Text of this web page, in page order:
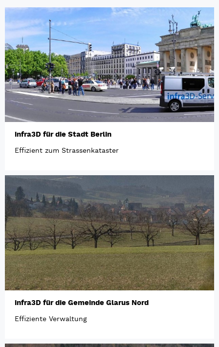
infra3D für die Stadt Berlin
Effizient zum Strassenkataster
infra3D für die Gemeinde Glarus Nord
Effiziente Verwaltung